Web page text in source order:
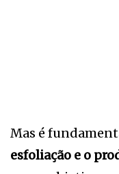
Mas é
esfoliação e o